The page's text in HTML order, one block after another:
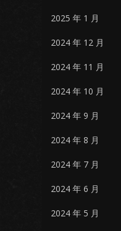
2025 年 1 月
2024 年 12 月
2024 年 11 月
2024 年 10 月
2024 年 9 月
2024 年 8 月
2024 年 7 月
2024 年 6 月
2024 年 5 月